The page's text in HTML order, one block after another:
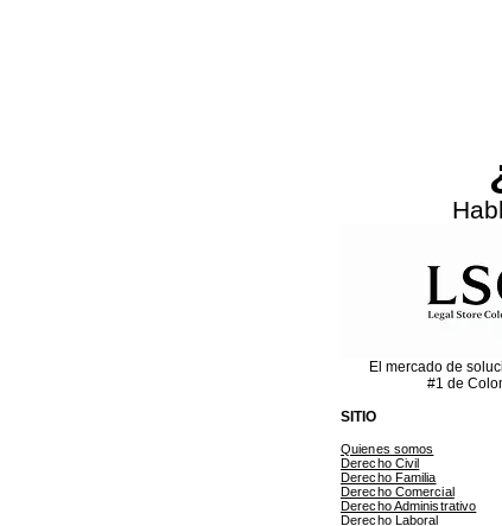
El mercado de
#1 de
SITIO
Quienes somos
Derecho Civil
Derecho Familia
Derecho Comercial
Derecho Administrativo
Derecho Laboral